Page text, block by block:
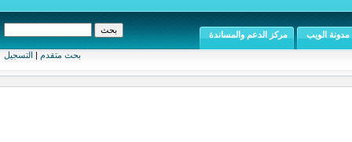
بحث متقدم | التسجيل
مدونة الويب مركز الدعم والمساندة